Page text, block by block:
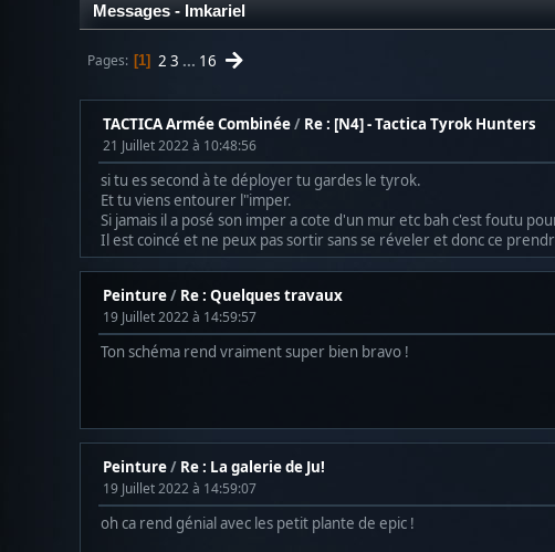
Messages - Imkariel
Pages 1 2 3 ... 16
TACTICA Armée Combinée/ Re : [N4] - Tactica Tyrok Hunters
21 Juillet 2022 à 10:48:56
si tu es second à te déployer tu gardes le tyrok.
Et tu viens entourer l"imper.
Si jamais il a posé son imper a cote d'un mur etc bah c'est foutu
Il est coincé et ne peux pas sortir sans se réveler et donc ce
Peinture/ Re : Quelques travaux
19 Juillet 2022 à 14:59:57
Ton schéma rend vraiment super bien bravo !
Peinture/ Re : La galerie de Ju!
19 Juillet 2022 à 14:59:07
oh ca rend génial avec les petit plante de epic !